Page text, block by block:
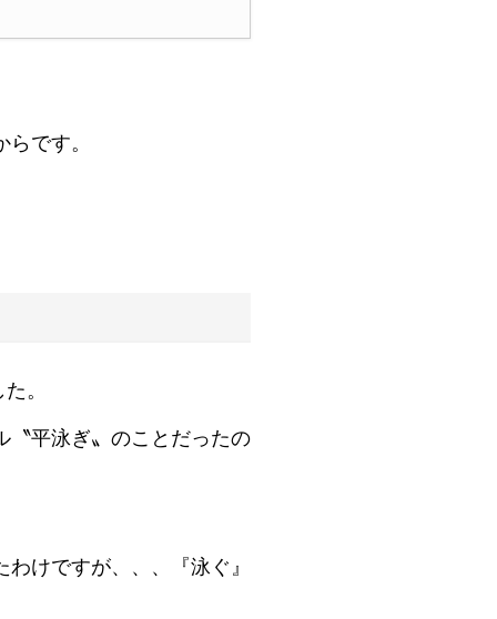
です。
。
〝平泳ぎ〟のことだったの
けですが、、、『泳ぐ』